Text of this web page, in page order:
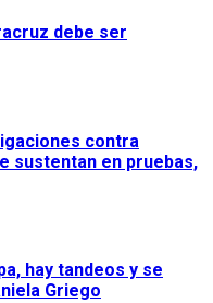
debe ser
contra
sustentan en pruebas,
hay tandeos y se
Griego